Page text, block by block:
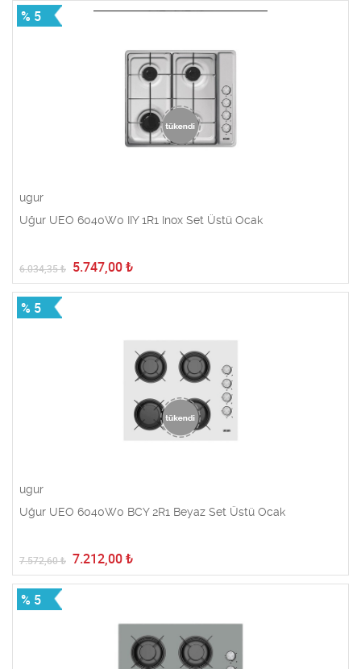
% 5
ugur
Uğur UEO 6040W0 IIY 1R1 Inox Set Üstü Ocak
6.034,35₺ 5.747,00 ₺
% 5
ugur
Uğur UEO 6040W0 BCY 2R1 Beyaz Set Üstü Ocak
7.572,60₺ 7.212,00 ₺
% 5